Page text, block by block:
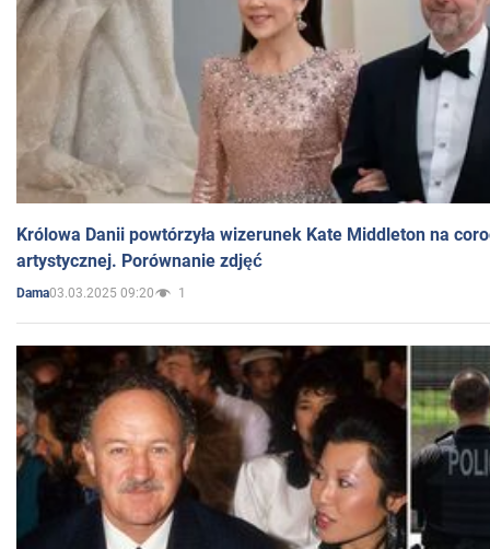
Królowa Danii powtórzyła wizerunek Kate Middleton na
artystycznej. Porównanie zdjęć
Dama03.03.2025 09:20 1